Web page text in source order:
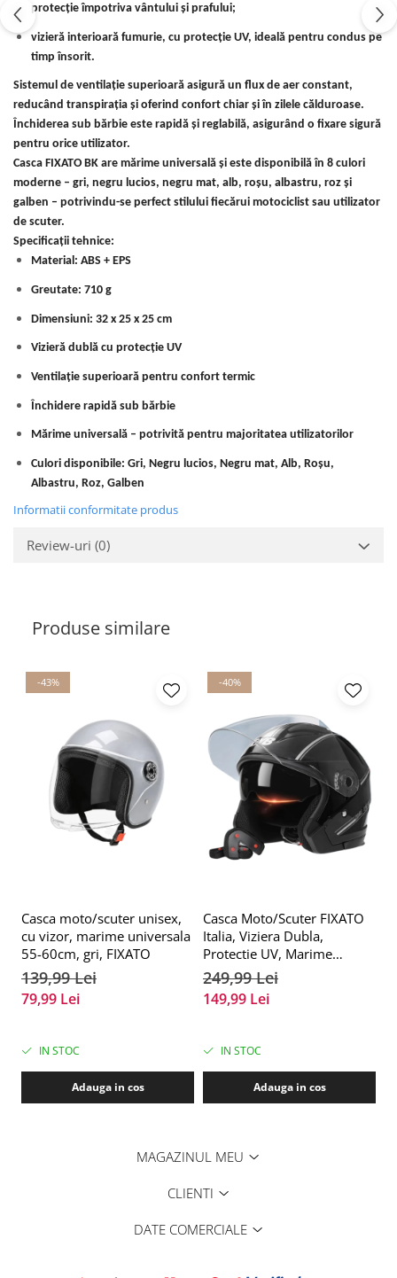
protecție împotriva vântului și prafului;
vizieră interioară fumurie, cu protecție UV, ideală pentru condus pe
timp însorit.
Sistemul de ventilație superioară asigură un flux de aer constant,
reducând transpirația și oferind confort chiar și în zilele călduroase.
Închiderea sub bărbie este rapidă și reglabilă, asigurând o fixare sigură
pentru orice utilizator.
Casca FIXATO BK are mărime universală și este disponibilă în 8 culori
moderne – gri, negru lucios, negru mat, alb, roșu, albastru, roz și
galben – potrivindu-se perfect stilului fiecărui motociclist sau utilizator
de scuter.
Specificații tehnice:
Material: ABS + EPS
Greutate: 710 g
Dimensiuni: 32 x 25 x 25 cm
Vizieră dublă cu protecție UV
Ventilație superioară pentru confort termic
Închidere rapidă sub bărbie
Mărime universală – potrivită pentru majoritatea utilizatorilor
Culori disponibile: Gri, Negru lucios, Negru mat, Alb, Roșu,
Albastru, Roz, Galben
Informatii conformitate produs
Review-uri (0)
Produse similare
-43%
Casca moto/scuter unisex,
cu vizor, marime universala
55-60cm, gri, FIXATO
139,99 Lei
79,99 Lei
IN STOC
Adauga in cos
-40%
Casca Moto/Scuter FIXATO
Italia, Viziera Dubla,
Protectie UV, Marime
universala 57-61cm, Negru
249,99 Lei
149,99 Lei
IN STOC
Adauga in cos
MAGAZINUL MEU
CLIENTI
DATE COMERCIALE